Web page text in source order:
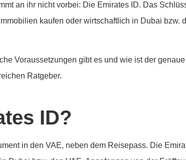
an ihr nicht vorbei: Die Emirates ID. Das
kaufen oder wirtschaftlich in Dubai bzw.
Voraussetzungen gibt es und wie ist der
Ratgeber.
ID?
in den VAE, neben dem Reisepass. Die